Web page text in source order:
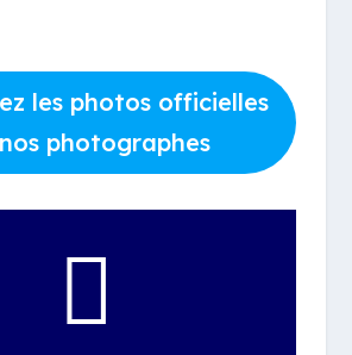
les photos officielles
photographes
